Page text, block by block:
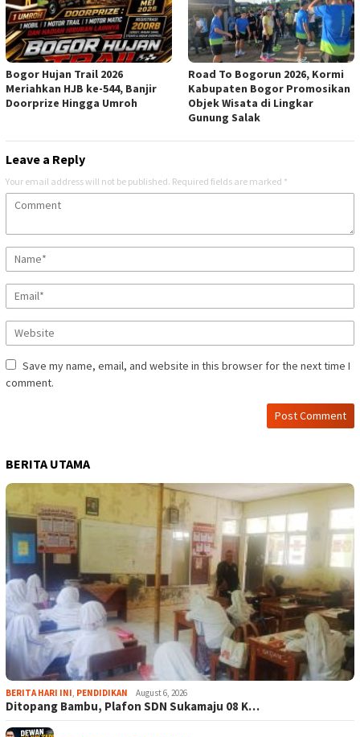
Bogor Hujan Trail 2026
Meriahkan HJB ke-544, Banjir
Doorprize Hingga Umroh
Road To Bogorun 2026, Kormi
Kabupaten Bogor Promosikan
Objek Wisata di Lingkar
Gunung Salak
Leave a Reply
Your email address will not be published. Required fields are marked *
Save my name, email, and website in this browser for the next time I
comment.
BERITA UTAMA
BERITA HARI INI PENDIDIKAN August 6, 2026
Ditopang Bambu, Plafon SDN Sukamaju 08 K…